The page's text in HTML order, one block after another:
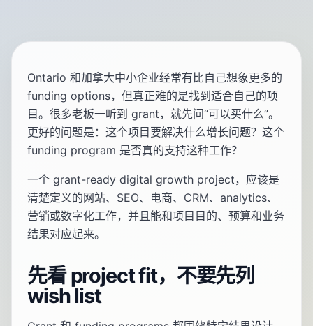
Ontario 和加拿大中小企业经常有比自己想象更多的
funding options，但真正难的是找到适合自己的项
目。很多老板一听到 grant，就先问“可以买什么”。
更好的问题是：这个项目要解决什么增长问题？这个
funding program 是否真的支持这种工作？
一个 grant-ready digital growth project，应该是
清楚定义的网站、SEO、电商、CRM、analytics、
营销或数字化工作，并且能和项目目的、预算和业务
结果对应起来。
先看 project fit，不要先列
wish list